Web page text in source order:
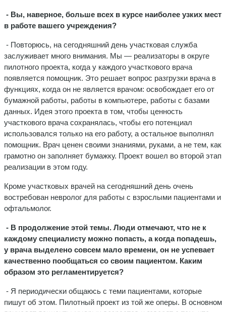
- Вы, наверное, больше всех в курсе наиболее узких мест
в работе вашего учреждения?
- Повторюсь, на сегодняшний день участковая служба
заслуживает много внимания. Мы — реализаторы в округе
пилотного проекта, когда у каждого участкового врача
появляется помощник. Это решает вопрос разгрузки врача в
функциях, когда он не является врачом: освобождает его от
бумажной работы, работы в компьютере, работы с базами
данных. Идея этого проекта в том, чтобы ценность
участкового врача сохранялась, чтобы его потенциал
использовался только на его работу, а остальное выполнял
помощник. Врач ценен своими знаниями, руками, а не тем, как
грамотно он заполняет бумажку. Проект вошел во второй этап
реализации в этом году.
Кроме участковых врачей на сегодняшний день очень
востребован невролог для работы с взрослыми пациентами и
офтальмолог.
- В продолжение этой темы. Люди отмечают, что не к
каждому специалисту можно попасть, а когда попадешь,
у врача выделено совсем мало времени, он не успевает
качественно пообщаться со своим пациентом. Каким
образом это регламентируется?
- Я периодически общаюсь с теми пациентами, которые
пишут об этом. Пилотный проект из той же оперы. В основном